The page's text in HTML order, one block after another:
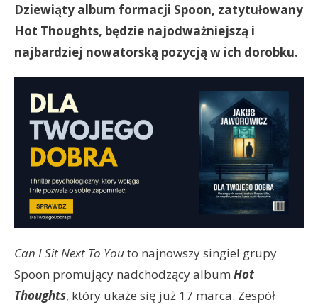
Dziewiąty album formacji Spoon, zatytułowany
Hot Thoughts, będzie najodważniejszą i
najbardziej nowatorską pozycją w ich dorobku.
Can I Sit Next To Youto najnowszy singiel grupy
Spoon promujący nadchodzący album Hot
Thoughts, który ukaże się już 17 marca. Zespół